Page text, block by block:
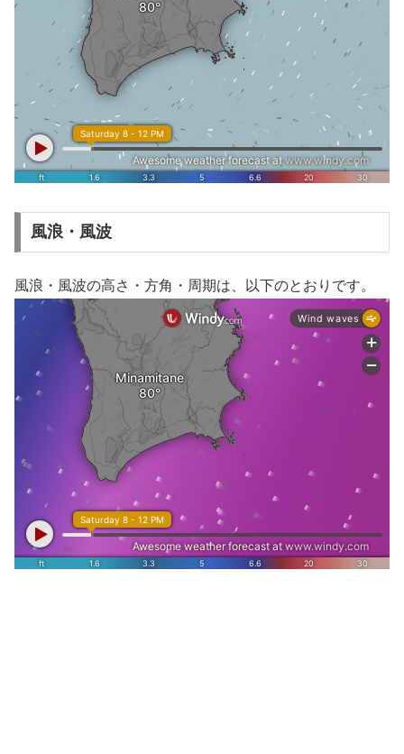
風浪・風波
風浪・風波の高さ・方角・周期は、以下のとおりです。